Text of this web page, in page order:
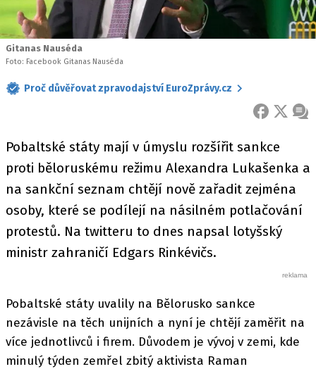
Gitanas Nauséda
Foto: Facebook Gitanas Nauséda
Proč důvěřovat zpravodajství EuroZprávy.cz
FACEBOOK
X
Pobaltské státy mají v úmyslu rozšířit sankce
proti běloruskému režimu Alexandra Lukašenka a
na sankční seznam chtějí nově zařadit zejména
osoby, které se podílejí na násilném potlačování
protestů. Na twitteru to dnes napsal lotyšský
ministr zahraničí Edgars Rinkévičs.
Pobaltské státy uvalily na Bělorusko sankce
nezávisle na těch unijních a nyní je chtějí zaměřit na
více jednotlivců i firem. Důvodem je vývoj v zemi, kde
minulý týden zemřel zbitý aktivista Raman